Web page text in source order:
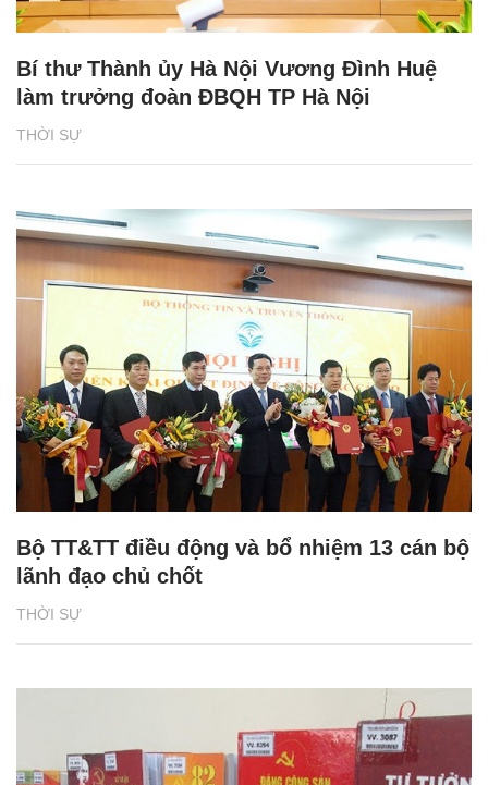
THỜI SỰ
Bí thư Thành ủy Hà Nội Vương Đình Huệ
làm trưởng đoàn ĐBQH TP Hà Nội
THỜI SỰ
Bộ TT&TT điều động và bổ nhiệm 13 cán bộ
lãnh đạo chủ chốt